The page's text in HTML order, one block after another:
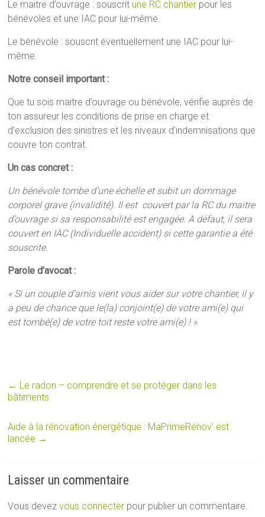
Le maitre d’ouvrage : souscrit une RC chantier pour les
bénévoles et une IAC pour lui-même.
Le bénévole : souscrit éventuellement une IAC pour lui-
même.
Notre conseil important :
Que tu sois maitre d’ouvrage ou bénévole, vérifie auprès de
ton assureur les conditions de prise en charge et
d’exclusion des sinistres et les niveaux d’indemnisations que
couvre ton contrat.
Un cas concret :
Un bénévole tombe d’une échelle et subit un dommage
corporel grave (invalidité). Il est couvert par la RC du maitre
d’ouvrage si sa responsabilité est engagée. A défaut, il sera
couvert en IAC (Individuelle accident) si cette garantie a été
souscrite.
Parole d’avocat :
« Si un couple d’amis vient vous aider sur votre chantier, il y
a peu de chance que le(la) conjoint(e) de votre ami(e) qui
est tombé(e) de votre toit reste votre ami(e) ! »
← Le radon – comprendre et se protéger dans les
bâtiments
Aide à la rénovation énergétique : MaPrimeRénov’ est
lancée →
Laisser un commentaire
Vous devezvous connecter pour publier un commentaire.